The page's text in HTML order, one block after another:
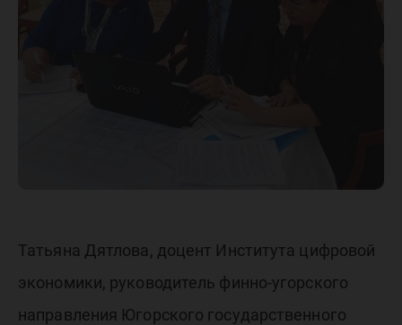
Татьяна Дятлова, доцент Института цифровой
экономики, руководитель финно-угорского
направления Югорского государственного